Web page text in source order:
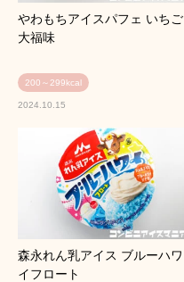
やわもちアイスパフェ いちご
大福味
200～299kcal
2024.10.15
森永れん乳アイス ブルーハワ
イフロート